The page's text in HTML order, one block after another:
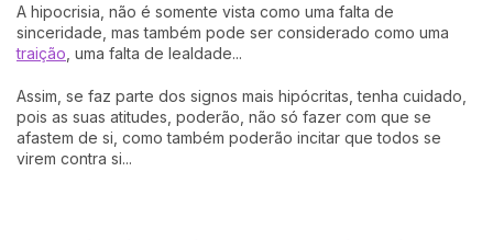
A hipocrisia, não é somente vista como uma falta de
sinceridade, mas também pode ser considerado como uma
traição , uma falta de lealdade...
Assim, se faz parte dos signos mais hipócritas, tenha cuidado,
pois as suas atitudes, poderão, não só fazer com que se
afastem de si, como também poderão incitar que todos se
virem contra si...